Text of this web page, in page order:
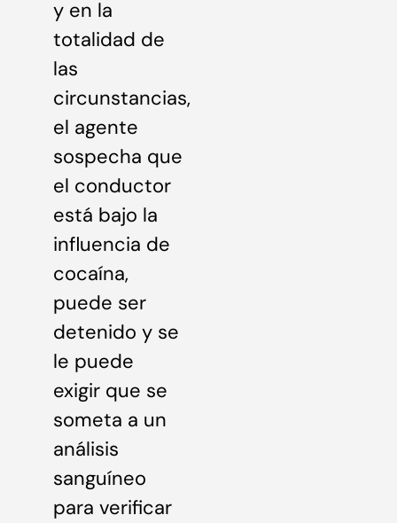
y en la
totalidad de
las
circunstancias,
el agente
sospecha que
el conductor
está bajo la
influencia de
cocaína,
puede ser
detenido y se
le puede
exigir que se
someta a un
análisis
sanguíneo
para verificar